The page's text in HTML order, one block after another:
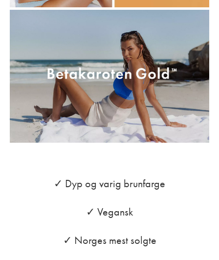
✓ Dyp og varig brunfarge
✓ Vegansk
✓ Norges mest solgte